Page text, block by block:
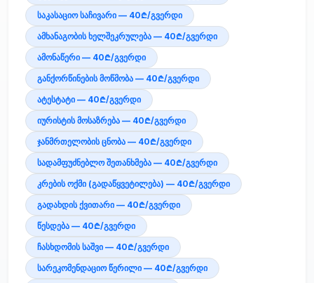
საკასაციო საჩივარი — 40₾/გვერდი
ამხანაგობის ხელშეკრულება — 40₾/გვერდი
ამონაწერი — 40₾/გვერდი
განქორწინების მოწმობა — 40₾/გვერდი
ატესტატი — 40₾/გვერდი
იურისტის მოსაზრება — 40₾/გვერდი
ჯანმრთელობის ცნობა — 40₾/გვერდი
სადამფუძნებლო შეთანხმება — 40₾/გვერდი
კრების ოქმი (გადაწყვეტილება) — 40₾/გვერდი
გადახდის ქვითარი — 40₾/გვერდი
წესდება — 40₾/გვერდი
ჩასხდომის საშვი — 40₾/გვერდი
სარეკომენდაციო წერილი — 40₾/გვერდი